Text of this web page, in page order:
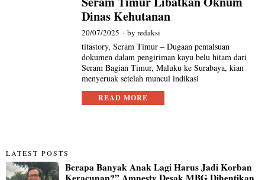
Dinas Kehutanan
20/07/2025 byredaksi
titastory, Seram Timur – Dugaan pemalsuan
dokumen dalam pengiriman kayu belu hitam dari
Seram Bagian Timur, Maluku ke Surabaya, kian
menyeruak setelah muncul indikasi
READ MORE
LATEST POSTS
Berapa Banyak Anak Lagi Harus Jadi Korban